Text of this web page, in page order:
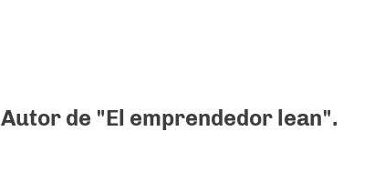
Autor de "El emprendedor lean".